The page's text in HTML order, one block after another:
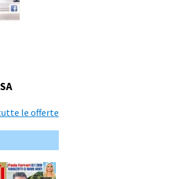
tutte le offerte